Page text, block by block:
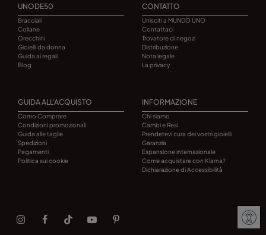
UNODE50
Bracciali
Collane
Orecchini
Gioielli da donna
Guida ai regali
Blog
CONTATTO
Unisciti a MUNDO UNO
Contattaci
Trovatore di negozi
Distribuzione
Nota legale
La privacy
GUIDA ALL'ACQUISTO
Como Comprare
Condizioni promozionali
Guida alle taglie
Spedizioni
Pagamenti
Politica sui cookie
INFORMAZIONE
Chi siamo
Cambi e Resi
Prendetevi cura dei vostri gioielli
Garanzia
Espansione internazionale
Come acquistare con Klarna?
Dichiarazione di Accessibilità